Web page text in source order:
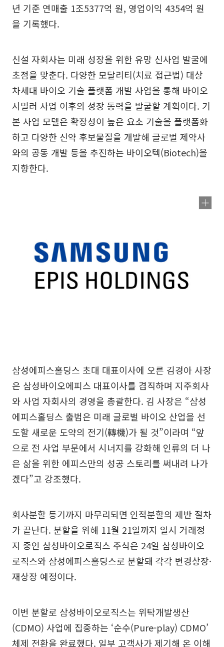
년 기준 연매출 1조5377억 원, 영업이익 4354억 원
을 기록했다.
신설 자회사는 미래 성장을 위한 유망 신사업 발굴에
초점을 맞춘다. 다양한 모달리티(치료 접근법) 대상
차세대 바이오 기술 플랫폼 개발 사업을 통해 바이오
시밀러 사업 이후의 성장 동력을 발굴할 계획이다. 기
본 사업 모델은 확장성이 높은 요소 기술을 플랫폼화
하고 다양한 신약 후보물질을 개발해 글로벌 제약사
와의 공동 개발 등을 추진하는 바이오텍(Biotech)을
지향한다.
삼성에피스홀딩스 초대 대표이사에 오른 김경아 사장
은 삼성바이오에피스 대표이사를 겸직하며 지주회사
와 사업 자회사의 경영을 총괄한다. 김 사장은 “삼성
에피스홀딩스 출범은 미래 글로벌 바이오 산업을 선
도할 새로운 도약의 전기(轉機)가 될 것”이라며 “앞
으로 전 사업 부문에서 시너지를 강화해 인류의 더 나
은 삶을 위한 에피스만의 성공 스토리를 써내려 나가
겠다”고 강조했다.
회사분할 등기까지 마무리되면 인적분할의 제반 절차
가 끝난다. 분할을 위해 11월 21일까지 일시 거래정
지 중인 삼성바이오로직스 주식은 24일 삼성바이오
로직스와 삼성에피스홀딩스로 분할돼 각각 변경상장·
재상장 예정이다.
이번 분할로 삼성바이오로직스는 위탁개발생산
(CDMO) 사업에 집중하는 ‘순수(Pure-play) CDMO’
체제 전환을 완료했다. 일부 고객사가 제기해 온 이해